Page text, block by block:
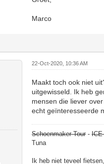
Marco
22-Oct-2020, 10:36 AM
Maakt toch ook niet
uitgewisseld. Ik heb
mensen die liever
echt geïnteresseerde
Schoenmaker Tour-ICE
Tuna
Ik heb niet teveel